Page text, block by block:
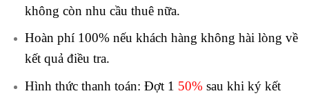
không còn nhu cầu thuê nữa.
Hoàn phí 100% nếu khách hàng không hài lòng về
kết quả điều tra.
Hình thức thanh toán: Đợt 1 50%sau khi ký kết